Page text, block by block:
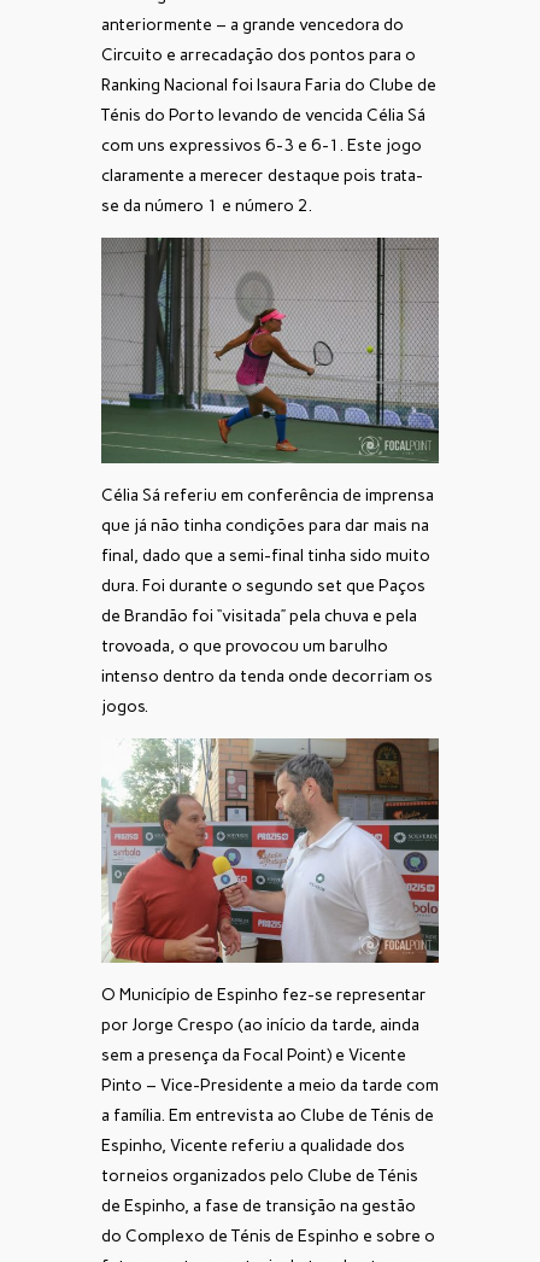
anteriormente – a grande vencedora do
Circuito e arrecadação dos pontos para o
Ranking Nacional foi Isaura Faria do Clube de
Ténis do Porto levando de vencida Célia Sá
com uns expressivos 6-3 e 6-1. Este jogo
claramente a merecer destaque pois trata-
se da número 1 e número 2.
Célia Sá referiu em conferência de imprensa
que já não tinha condições para dar mais na
final, dado que a semi-final tinha sido muito
dura. Foi durante o segundo set que Paços
de Brandão foi “visitada” pela chuva e pela
trovoada, o que provocou um barulho
intenso dentro da tenda onde decorriam os
jogos.
O Município de Espinho fez-se representar
por Jorge Crespo (ao início da tarde, ainda
sem a presença da Focal Point) e Vicente
Pinto – Vice-Presidente a meio da tarde com
a família. Em entrevista ao Clube de Ténis de
Espinho, Vicente referiu a qualidade dos
torneios organizados pelo Clube de Ténis
de Espinho, a fase de transição na gestão
do Complexo de Ténis de Espinho e sobre o